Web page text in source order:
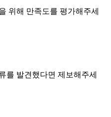
위해 만족도를 평가해주세
를 발견했다면 제보해주세